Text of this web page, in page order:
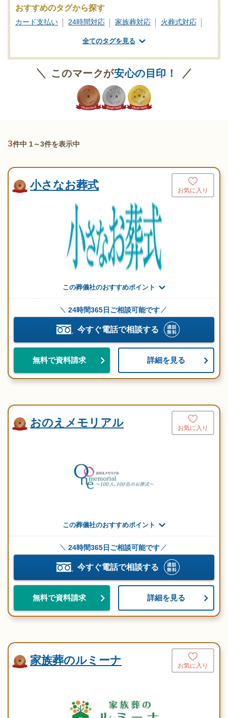
おすすめのタグから探す
カード支払い 24時間対応 家族葬対応
火葬式対応
社葬対応
業界団体加盟
全てのタグを見る
このマークが安心の目印！
3件中 1～3件を表示中
小さなお葬式 お気に入り
この葬儀社のおすすめポイント
24時間365日ご相談可能です
今すぐ電話で相談する
無料で資料請求 詳細を見る
おのえメモリアル お気に入り
この葬儀社のおすすめポイント
24時間365日ご相談可能です
今すぐ電話で相談する
無料で資料請求 詳細を見る
家族葬のルミーナ お気に入り